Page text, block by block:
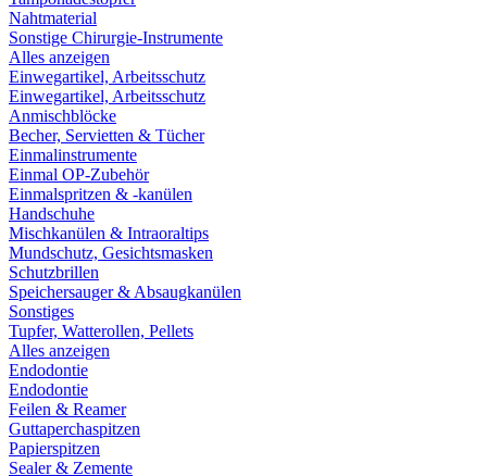
Nahtmaterial
Sonstige Chirurgie-Instrumente
Alles anzeigen
Einwegartikel, Arbeitsschutz
Einwegartikel, Arbeitsschutz
Anmischblöcke
Becher, Servietten & Tücher
Einmalinstrumente
Einmal OP-Zubehör
Einmalspritzen & -kanülen
Handschuhe
Mischkanülen & Intraoraltips
Mundschutz, Gesichtsmasken
Schutzbrillen
Speichersauger & Absaugkanülen
Sonstiges
Tupfer, Watterollen, Pellets
Alles anzeigen
Endodontie
Endodontie
Feilen & Reamer
Guttaperchaspitzen
Papierspitzen
Sealer & Zemente